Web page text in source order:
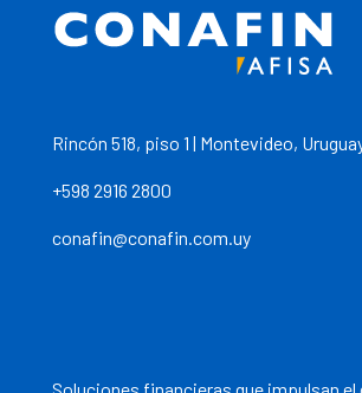
Rincón 518, piso 1 | Montevideo,
+598 2916 2800
conafin@conafin.com.uy